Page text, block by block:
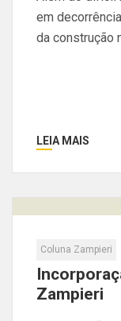
em
da construção
LEIA MAIS
Coluna Zampieri
Zampieri